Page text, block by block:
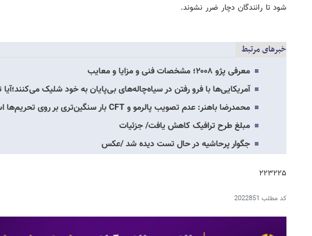
شود تا رانندگان دچار ضرر نشوند.
خبرهای مرتبط
معرفی پژو ۲۰۰۸؛ مشخصات فنی و مزایا و معایب
آمریکایی‌ها با فرو رفتن در سیاه‌چاله‌های بی‌پایان به خود شلیک
محمدرضا باهنر: عدم تصویب پالرمو و CFT بار سنگین‌تری بر روی تحریم‌ها است/ تبعات تصویب…
مبلغ طرح ترافیک کاهش یافت/ جزئیات
جگوار پرحاشیه در حال تست دیده شد /عکس
۲۲۳۲۲۵
کد مطلب 2022851